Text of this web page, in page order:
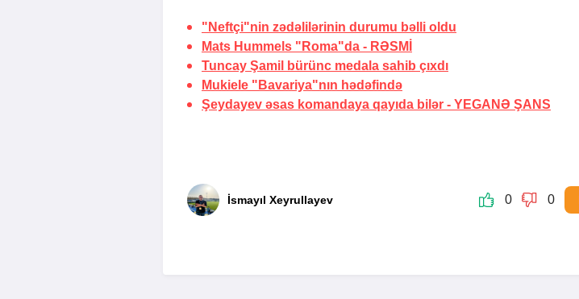
"Neftçi"nin zədəlilərinin durumu bəlli oldu
Mats Hummels "Roma"da - RƏSMİ
Tuncay Şamil bürünc medala sahib çıxdı
Mukiele "Bavariya"nın hədəfində
Şeydayev əsas komandaya qayıda bilər - YEGANƏ ŞANS
İsmayıl Xeyrullayev 0 0